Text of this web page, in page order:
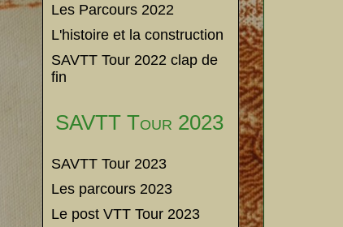
Les Parcours 2022
L'histoire et la construction
SAVTT Tour 2022 clap de
fin
SAVTT Tour 2023
SAVTT Tour 2023
Les parcours 2023
Le post VTT Tour 2023